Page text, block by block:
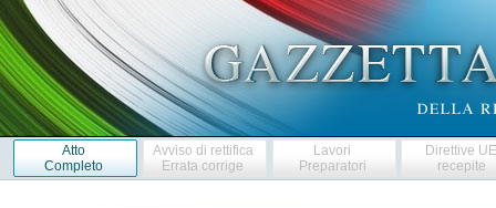
Atto
Completo
Avviso di rettifica
Errata corrige
Lavori
Preparatori
Direttive
recepite